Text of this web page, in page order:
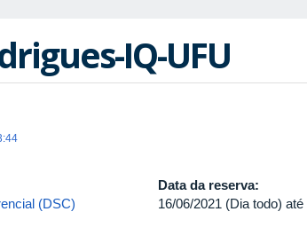
IQ-UFU
(DSC)
Data da reserva:
16/06/2021 (Dia todo) até